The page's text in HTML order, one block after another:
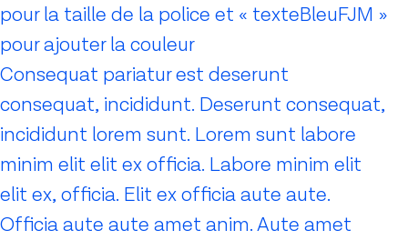
pour la taille de la police et « texteBleuFJM »
pour ajouter la couleur
Consequat pariatur est deserunt
consequat, incididunt. Deserunt consequat,
incididunt lorem sunt. Lorem sunt labore
minim elit elit ex officia. Labore minim elit
elit ex, officia. Elit ex officia aute aute.
Officia aute aute amet anim. Aute amet